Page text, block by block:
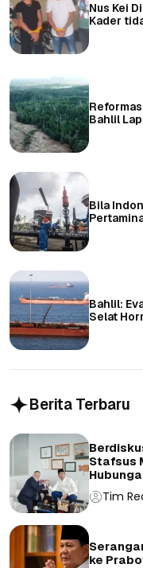
Nus Kei
Kader
Bahlil
Bila
Bahlil:
Selat
Berita Terbaru
Stafsus
Tim
ke